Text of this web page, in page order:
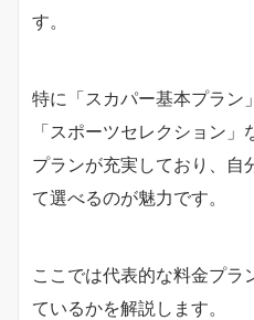
す。
特に「スカパー基本プラン
「スポーツセレクション
プランが充実しており、自
て選べるのが魅力です。
ここでは代表的な料金プラ
ているかを解説します。